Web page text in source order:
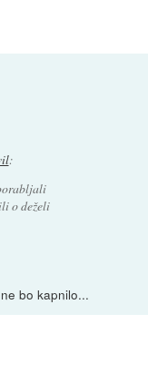
:
o deželi
bo kapnilo...